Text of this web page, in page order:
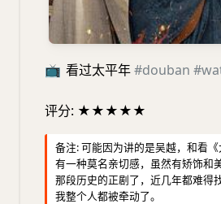
📺 看过太平年#douban
评分: ★★★★★
备注: 可能因为讲的是吴越，和看
有一种莫名亲切感，虽然有矫饰和
那段历史的正剧了，近几年都难得
我整个人都被牵动了。